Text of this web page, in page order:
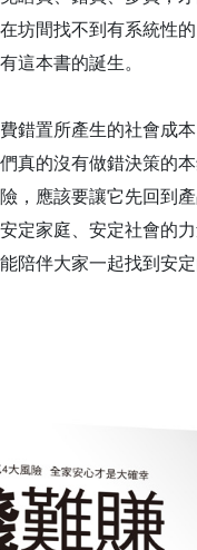
坊間找不到有系統性
這本書的誕生。
錯置所產生的社會成
真的沒有做錯決策的
，應該要讓它先回到
定家庭、安定社會的
陪伴大家一起找到安定